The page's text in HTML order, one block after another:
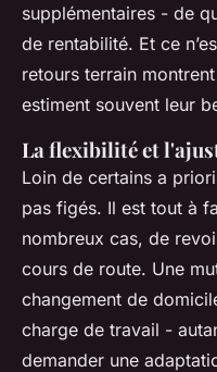
supplémentaires - de
de rentabilité. Et ce
retours terrain
estiment souvent leur
La flexibilité et
Loin de certains a
pas figés. Il est tout à
nombreux cas, de
cours de route. Une
changement de
charge de travail -
demander une